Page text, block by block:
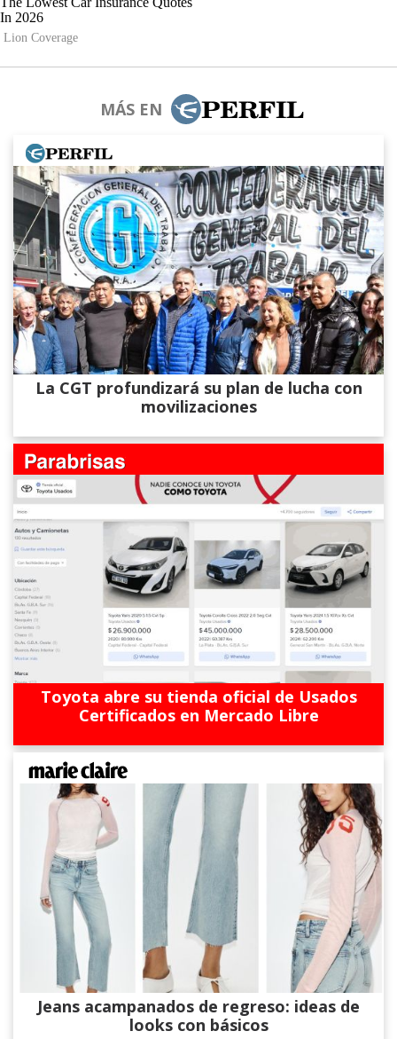
MÁS EN
La CGT profundizará su plan de lucha con
movilizaciones
Toyota abre su tienda oficial de Usados
Certificados en Mercado Libre
Jeans acampanados de regreso: ideas de
looks con básicos